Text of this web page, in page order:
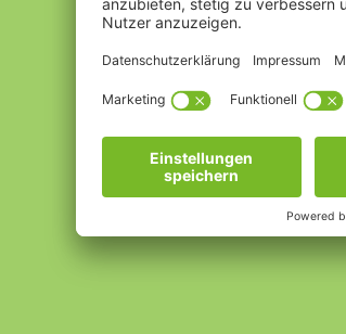
Pollenfilter
Grobstaubfilter,
Lüftungssystem VentoFrame